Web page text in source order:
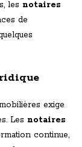
les notaires
de
exige
Les notaires
continue,